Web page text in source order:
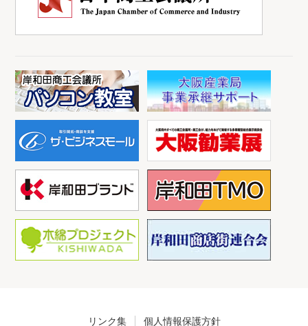
リンク集 個人情報保護方針